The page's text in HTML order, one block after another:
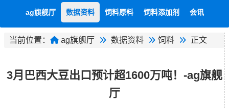
ag旗舰厅 数据资料 饲料原料 饲料添加剂 会讯
当前位置： ag旗舰厅 数据资料 饲料 正文
3月巴西大豆出口预计超1600万吨！-ag旗舰
厅